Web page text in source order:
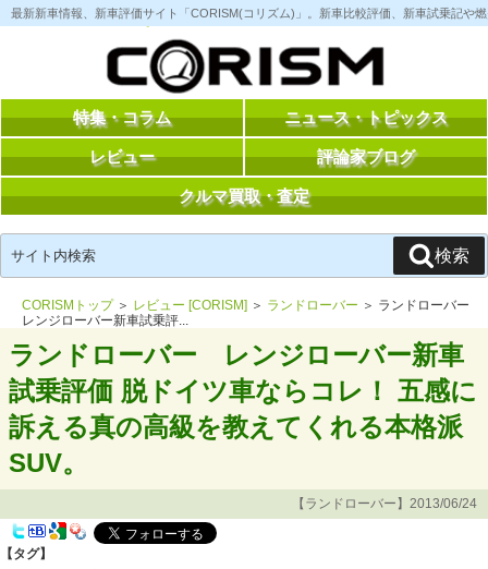
コ
ン
へ
最新新車情報、新車評価サイト「CORISM(コリズム)」。新車比較評価、新車試乗記や
特集・コラム ニュース・トピックス
レビュー 評論家ブログ
クルマ買取・査定
索:
検索
CORISMトップ＞ レビュー [CORISM] ＞ ランドローバー ＞ ランドローバー
レンジローバー新車試乗評...
ランドローバー レンジローバー新車
試乗評価 脱ドイツ車ならコレ！ 五感に
訴える真の高級を教えてくれる本格派
SUV。
【ランドローバー】2013/06/24
【タグ】